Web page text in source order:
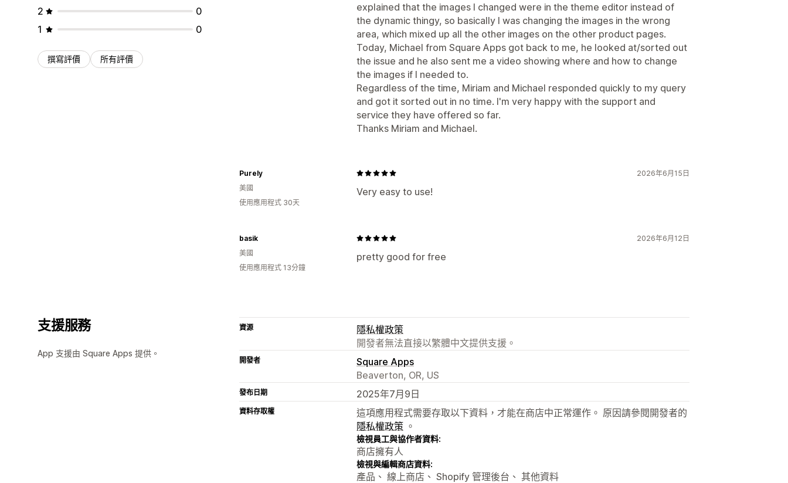
2
0
1
0
撰寫評價 所有評價
explained that the images I changed were in the theme editor instead of
the dynamic thingy, so basically I was changing the images in the wrong
area, which mixed up all the other images on the other product pages.
Today, Michael from Square Apps got back to me, he looked at/sorted out
the issue and he also sent me a video showing where and how to change
the images if I needed to.
Regardless of the time, Miriam and Michael responded quickly to my query
and got it sorted out in no time. I'm very happy with the support and
service they have offered so far.
Thanks Miriam and Michael.
2026年6月15日
Very easy to use!
Purely
美國
使用應用程式 30天
2026年6月12日
pretty good for free
basik
美國
使用應用程式 13分鐘
支援服務
App 支援由 Square Apps 提供。
資源
隱私權政策
開發者無法直接以繁體中文提供支援。
開發者
Square Apps
Beaverton, OR, US
發布日期 2025年7月9日
資料存取權
這項應用程式需要存取以下資料，才能在商店中正常運作。 原因請參閱開發者的
隱私權政策 。
檢視員工與協作者資料:
商店擁有人
檢視與編輯商店資料:
產品、 線上商店、 Shopify 管理後台、 其他資料